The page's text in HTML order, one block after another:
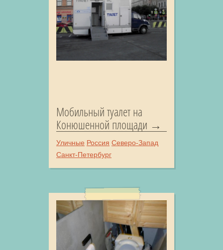
Мобильный туалет на
Конюшенной площади
Уличные Россия Северо-Запад
Санкт-Петербург